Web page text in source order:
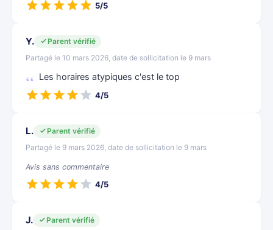
5/5
Y.
Parent vérifié
Partagé le 10 mars 2026, date de sollicitation le 9 mars
Les horaires atypiques c'est le top
4/5
L.
Parent vérifié
Partagé le 9 mars 2026, date de sollicitation le 9 mars
Avis sans commentaire
4/5
J.
Parent vérifié